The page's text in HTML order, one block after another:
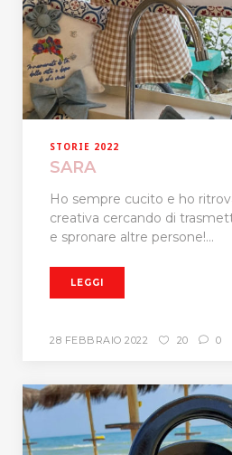
STORIE 2022
SARA
Ho sempre cucito e ho
creativa cercando di
e spronare altre persone!...
LEGGI
28 FEBBRAIO 2022 20 0